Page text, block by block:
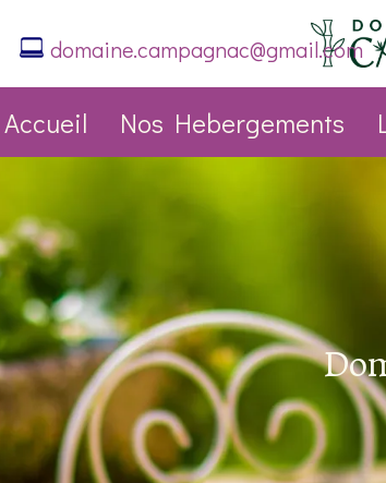
domaine.campagnac@gmail.com
Accueil Nos Hebergements